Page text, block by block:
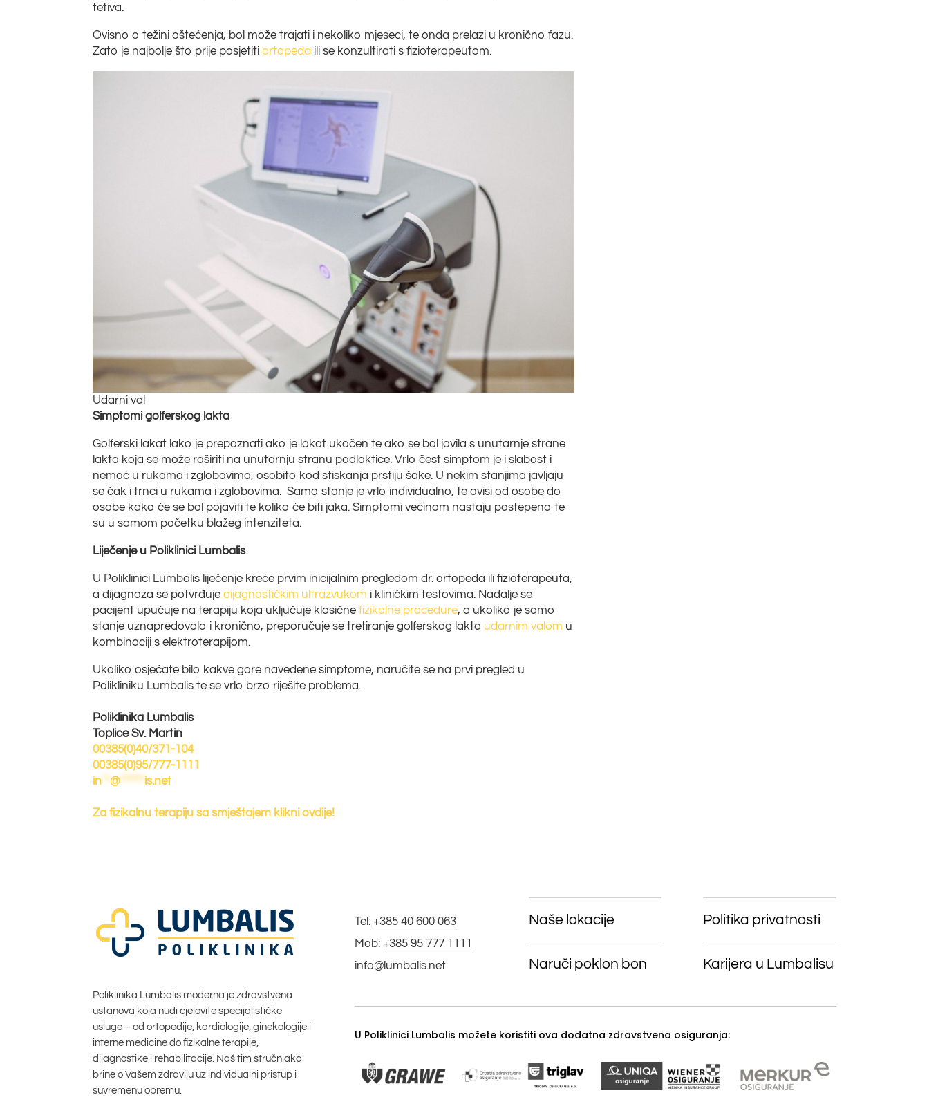
tetiva.
Ovisno o težini oštećenja, bol može trajati i nekoliko mjeseci, te onda prelazi u kronično fazu.
Zato je najbolje što prije posjetitiortopeda ili se konzultirati s fizioterapeutom.
Udarni val
Simptomi golferskog lakta
Golferski lakat lako je prepoznati ako je lakat ukočen te ako se bol javila s unutarnje strane
lakta koja se može raširiti na unutarnju stranu podlaktice. Vrlo čest simptom je i slabost i
nemoć u rukama i zglobovima, osobito kod stiskanja prstiju šake. U nekim stanjima javljaju
se čak i trnci u rukama i zglobovima. Samo stanje je vrlo individualno, te ovisi od osobe do
osobe kako će se bol pojaviti te koliko će biti jaka. Simptomi većinom nastaju postepeno te
su u samom početku blažeg intenziteta.
Liječenje u Poliklinici Lumbalis
U Poliklinici Lumbalis liječenje kreće prvim inicijalnim pregledom dr. ortopeda ili fizioterapeuta,
a dijagnoza se potvrđujedijagnostičkim ultrazvukom i kliničkim testovima. Nadalje se
pacijent upućuje na terapiju koja uključuje klasičnefizikalne procedure, a ukoliko je samo
stanje uznapredovalo i kronično, preporučuje se tretiranje golferskog lakta udarnim valom u
kombinaciji s elektroterapijom.
Ukoliko osjećate bilo kakve gore navedene simptome, naručite se na prvi pregled u
Polikliniku Lumbalis te se vrlo brzo riješite problema.
Poliklinika Lumbalis
Toplice Sv. Martin
00385(0)40/371-104
00385(0)95/777-1111
in**@******is.net
Za fizikalnu terapiju sa smještajem klikni ovdije!
Poliklinika Lumbalis moderna je zdravstvena
ustanova koja nudi cjelovite specijalističke
usluge – od ortopedije, kardiologije, ginekologije i
interne medicine do fizikalne terapije,
dijagnostike i rehabilitacije. Naš tim stručnjaka
brine o Vašem zdravlju uz individualni pristup i
suvremenu opremu.
Tel: +385 40 600 063
Mob: +385 95 777 1111
info@lumbalis.net
Naše lokacije
Naruči poklon bon
Politika privatnosti
Karijera u Lumbalisu
U Poliklinici Lumbalis možete koristiti ova dodatna zdravstvena osiguranja: